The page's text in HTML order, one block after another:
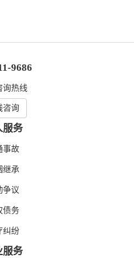
9686
询热线
咨询
服务
事故
继承
争议
债务
纠纷
服务